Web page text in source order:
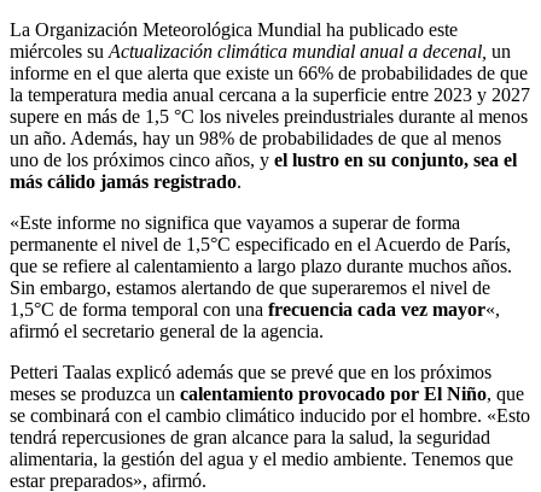
La Organización Meteorológica Mundial ha publicado este
miércoles su Actualización climática mundial anual a decenal, un
informe en el que alerta que existe un 66% de probabilidades de que
la temperatura media anual cercana a la superficie entre 2023 y 2027
supere en más de 1,5 °C los niveles preindustriales durante al menos
un año. Además, hay un 98% de probabilidades de que al menos
uno de los próximos cinco años, y el lustro en su conjunto, sea el
más cálido jamás registrado.
«Este informe no significa que vayamos a superar de forma
permanente el nivel de 1,5°C especificado en el Acuerdo de París,
que se refiere al calentamiento a largo plazo durante muchos años.
Sin embargo, estamos alertando de que superaremos el nivel de
1,5°C de forma temporal con una frecuencia cada vez mayor«,
afirmó el secretario general de la agencia.
Petteri Taalas explicó además que se prevé que en los próximos
meses se produzca un calentamiento provocado por El Niño, que
se combinará con el cambio climático inducido por el hombre. «Esto
tendrá repercusiones de gran alcance para la salud, la seguridad
alimentaria, la gestión del agua y el medio ambiente. Tenemos que
estar preparados», afirmó.